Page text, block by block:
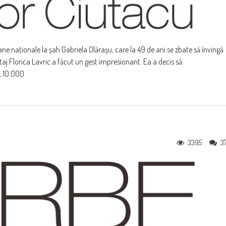
naţionale la şah Gabriela Olăraşu, care la 49 de ani se zbate să învingă
Florica Lavric a făcut un gest impresionant. Ea a decis să
10.000
3395